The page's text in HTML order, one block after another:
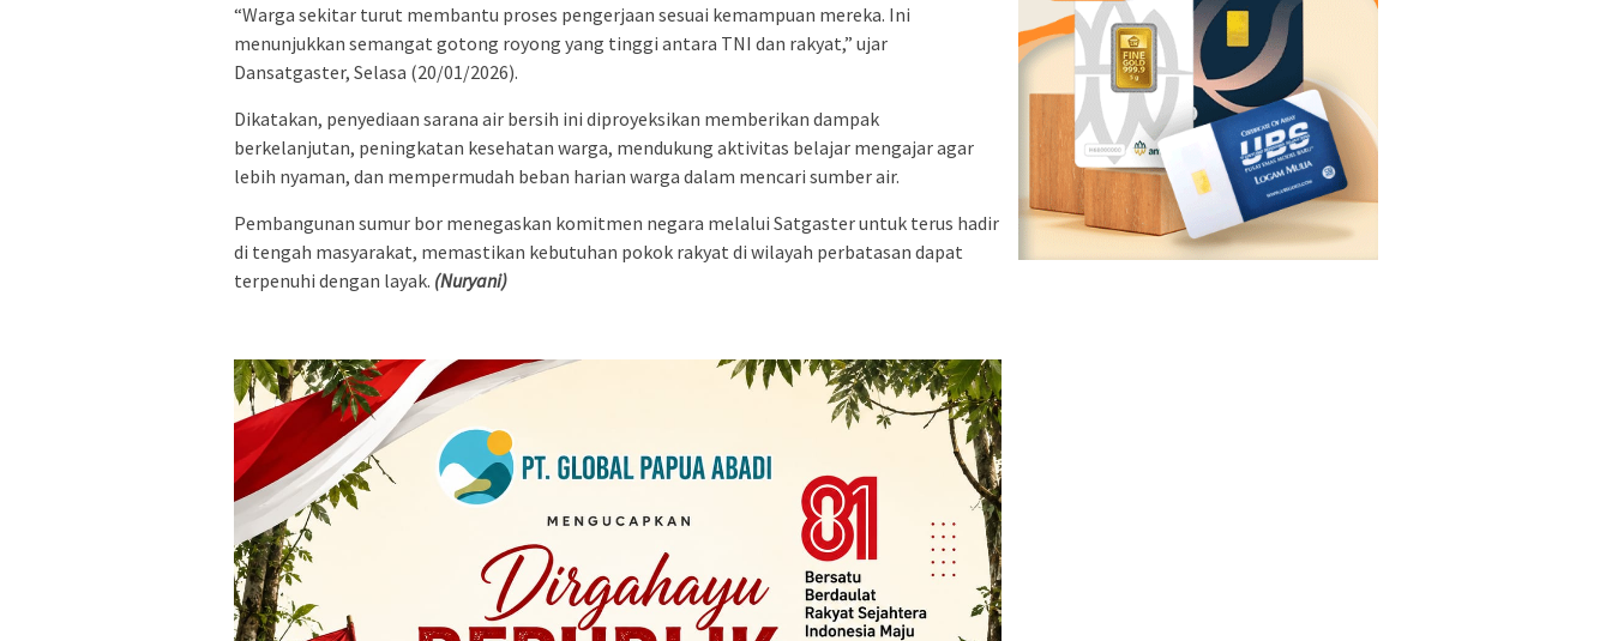
“Warga sekitar turut membantu proses pengerjaan sesuai kemampuan mereka. Ini
menunjukkan semangat gotong royong yang tinggi antara TNI dan rakyat,” ujar
Dansatgaster, Selasa (20/01/2026).
​Dikatakan, penyediaan sarana air bersih ini diproyeksikan memberikan dampak
berkelanjutan, peningkatan kesehatan warga, mendukung aktivitas belajar mengajar agar
lebih nyaman, dan mempermudah beban harian warga dalam mencari sumber air.
​Pembangunan sumur bor menegaskan komitmen negara melalui Satgaster untuk terus hadir
di tengah masyarakat, memastikan kebutuhan pokok rakyat di wilayah perbatasan dapat
terpenuhi dengan layak. (Nuryani)